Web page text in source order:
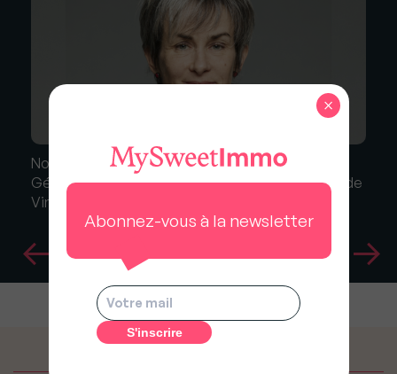
Nomination : Virginie Leroy nommée Directrice
Générale Immobilier Résidentiel et des Régions de
Vinci Immobilier
Abonnez-vous à la newsletter
×